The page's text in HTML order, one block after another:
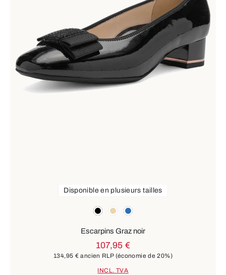
noir beigebleu
Disponible en plusieurs tailles
Escarpins Graz noir
107,95 €
134,95 € ancien RLP (économie de 20%)
INCL. TVA